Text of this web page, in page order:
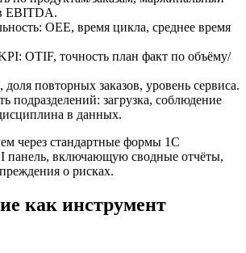
EBITDA.
OEE, время цикла, среднее время
OTIF, точность план факт по объёму/
повторных заказов, уровень сервиса.
подразделений: загрузка, соблюдение
в данных.
через стандартные формы 1С
панель, включающую сводные отчёты,
о рисках.
как инструмент